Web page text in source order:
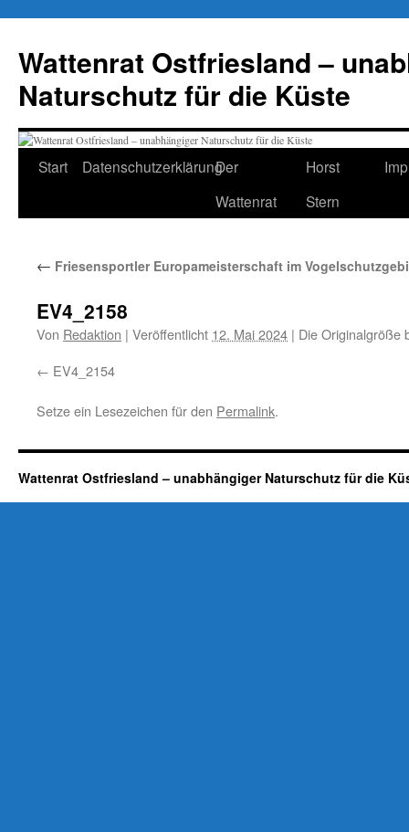
springen
Wattenrat Ostfriesland –
Naturschutz für die Küste
Start DatenschutzerklärungDer
Wattenrat
Horst
Stern
← Friesensportler Europameisterschaft im
EV4_2158
Von Redaktion | Veröffentlicht 12. Mai 2024 | Die Originalgröße
EV4_2154
Setze ein Lesezeichen für den Permalink.
Wattenrat Ostfriesland – unabhängiger Naturschutz für die